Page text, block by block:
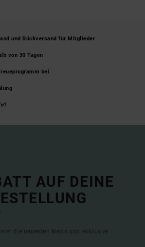
und Rückversand für Mitglieder
von 30 Tagen
bei
AUF DEINE
die neuesten News und exklusive